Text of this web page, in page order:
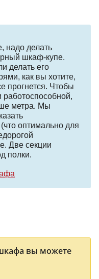
надо делать
шкаф-купе.
делать его
как вы хотите,
прогнется. Чтобы
работоспособной,
метра. Мы
оптимально для
Две секции
полки.
вы можете